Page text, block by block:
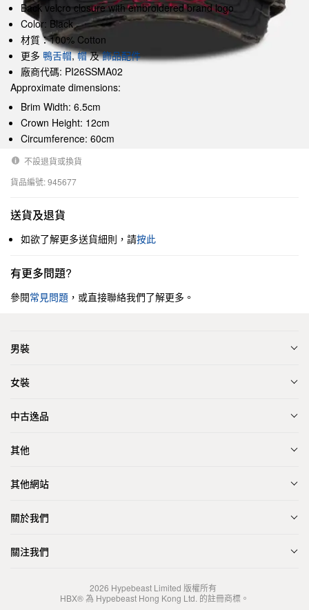
Back velcro closure with embroidered brand logo
Color: Black
材質：100% Cotton
更多 鴨舌帽,帽及飾品配件
廠商代碼: PI26SSMA02
Approximate dimensions:
Brim Width: 6.5cm
Crown Height: 12cm
Circumference: 60cm
不設退貨或換貨
貨品編號: 945677
送貨及退貨
如欲了解更多送貨細則，請按此
有更多問題?
參閱常見問題 ，或直接聯絡我們了解更多。
男裝
女裝
中古逸品
其他
其他網站
關於我們
關注我們
2026 Hypebeast Limited 版權所有
HBX® 為 Hypebeast Hong Kong Ltd. 的註冊商標。